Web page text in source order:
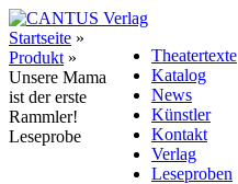
Theatertexte
Katalog
News
Künstler
Kontakt
Verlag
Leseproben
Startseite »
Produkt »
Unsere Mama
ist der erste
Rammler!
Leseprobe